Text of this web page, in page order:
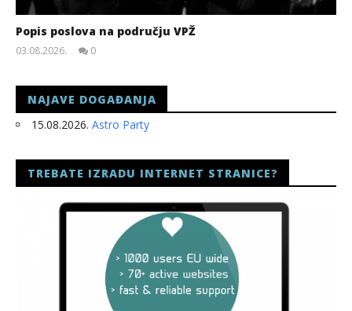
Popis poslova na području VPŽ
03.08.2026.
0
NAJAVE DOGAĐANJA
15.08.2026. Astro Party
TREBATE IZRADU INTERNET STRANICE?